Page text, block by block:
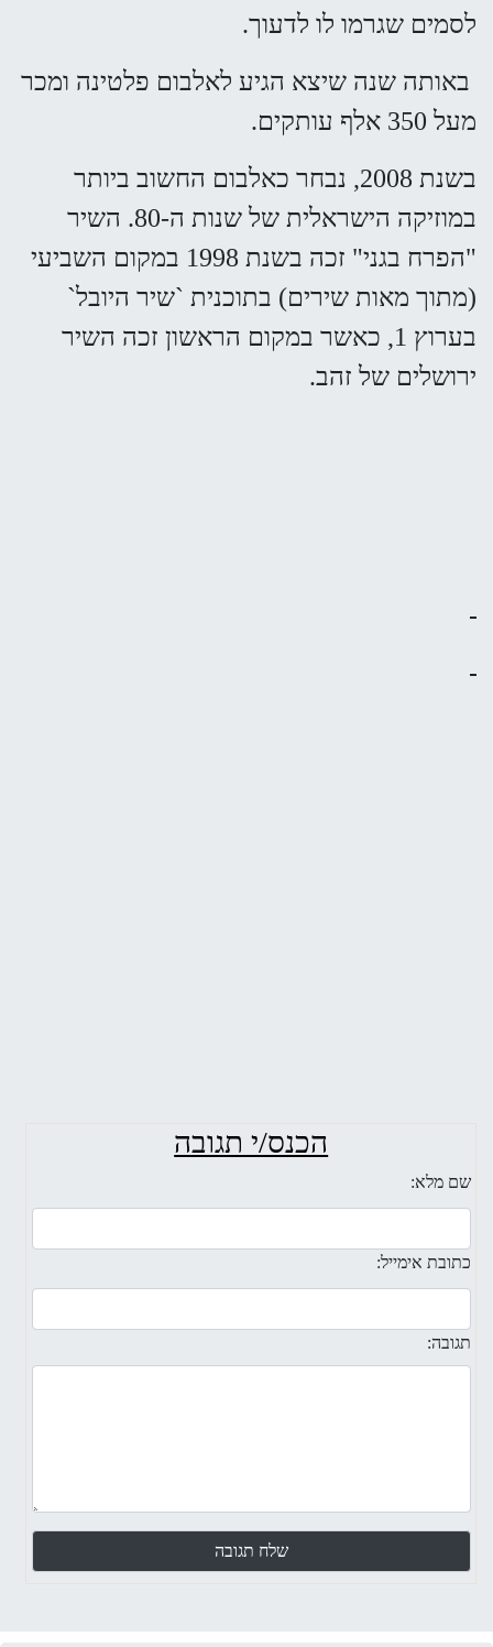
לסמים שגרמו לו לדעוך.
באותה שנה שיצא הגיע לאלבום פלטינה ומכר
מעל 350 אלף עותקים.
בשנת 2008, נבחר כאלבום החשוב ביותר
במוזיקה הישראלית של שנות ה-80. השיר
"הפרח בגני" זכה בשנת 1998 במקום השביעי
(מתוך מאות שירים) בתוכנית `שיר היובל`
בערוץ 1, כאשר במקום הראשון זכה השיר
ירושלים של זהב.
הכנס/י תגובה
שם מלא:
כתובת אימייל:
תגובה: